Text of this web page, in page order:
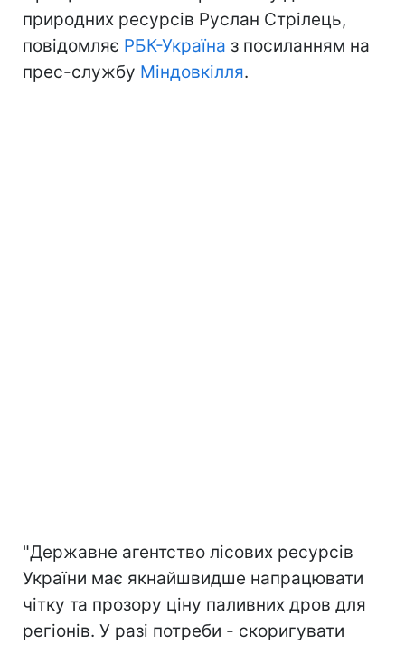
природних ресурсів Руслан Стрілець,
повідомляє РБК-Україна з посиланням на
прес-службу Міндовкілля.
"Державне агентство лісових ресурсів
України має якнайшвидше напрацювати
чітку та прозору ціну паливних дров для
регіонів. У разі потреби - скоригувати